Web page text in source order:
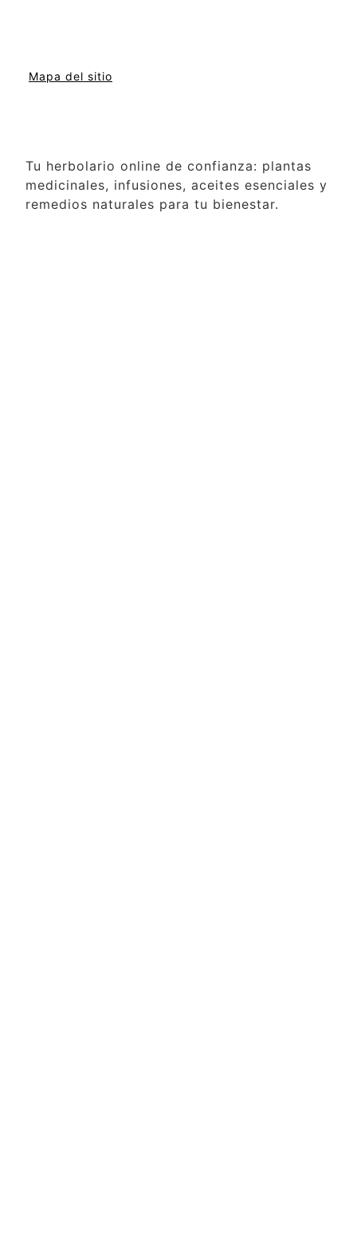
Mapa del sitio
Tu herbolario online de confianza: plantas
medicinales, infusiones, aceites esenciales y
remedios naturales para tu bienestar.